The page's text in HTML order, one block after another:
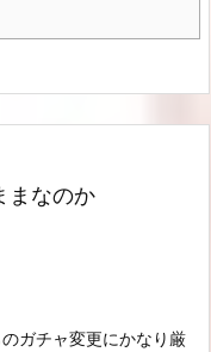
まなのか
ガチャ変更にかなり厳